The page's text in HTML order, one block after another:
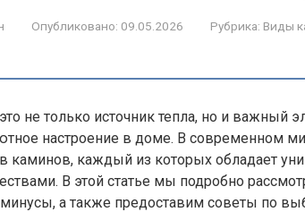
Опубликовано: 09.05.2026 Рубрика: Виды
не только источник тепла, но и важный
настроение в доме. В современном
каминов, каждый из которых обладает
В этой статье мы подробно
а также предоставим советы по